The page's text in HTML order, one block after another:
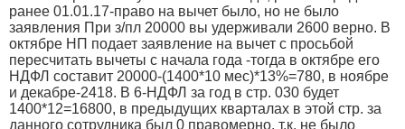
ранее 01.01.17-право на вычет было, но не было
заявления При з/пл 20000 вы удерживали 2600 верно. В
октябре НП подает заявление на вычет с просьбой
пересчитать вычеты с начала года -тогда в октябре его
НДФЛ составит 20000-(1400*10 мес)*13%=780, в ноябре
и декабре-2418. В 6-НДФЛ за год в стр. 030 будет
1400*12=16800, в предыдущих кварталах в этой стр. за
данного сотрудника был 0 правомерно, т.к. не было